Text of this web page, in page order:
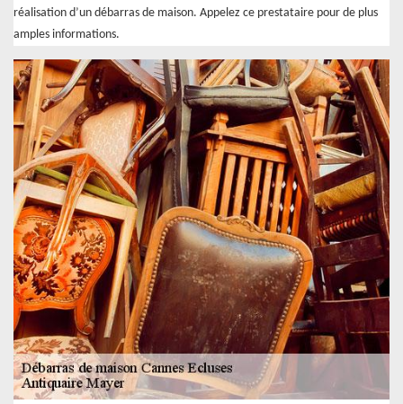
réalisation d’un débarras de maison. Appelez ce prestataire pour de plus
amples informations.